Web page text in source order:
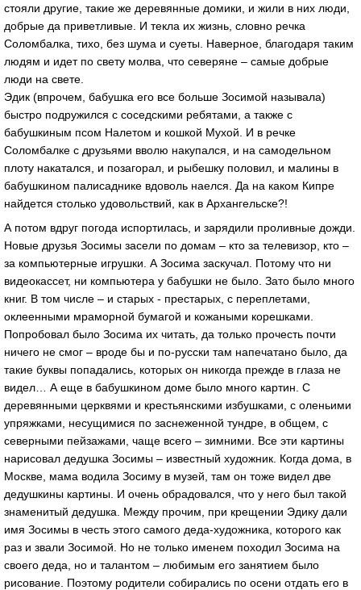
стояли другие, такие же деревянные домики, и жили в них люди,
добрые да приветливые. И текла их жизнь, словно речка
Соломбалка, тихо, без шума и суеты. Наверное, благодаря таким
людям и идет по свету молва, что северяне – самые добрые
люди на свете.
Эдик (впрочем, бабушка его все больше Зосимой называла)
быстро подружился с соседскими ребятами, а также с
бабушкиным псом Налетом и кошкой Мухой. И в речке
Соломбалке с друзьями вволю накупался, и на самодельном
плоту накатался, и позагорал, и рыбешку половил, и малины в
бабушкином палисаднике вдоволь наелся. Да на каком Кипре
найдется столько удовольствий, как в Архангельске?!
А потом вдруг погода испортилась, и зарядили проливные дожди.
Новые друзья Зосимы засели по домам – кто за телевизор, кто –
за компьютерные игрушки. А Зосима заскучал. Потому что ни
видеокассет, ни компьютера у бабушки не было. Зато было много
книг. В том числе – и старых - престарых, с переплетами,
оклеенными мраморной бумагой и кожаными корешками.
Попробовал было Зосима их читать, да только прочесть почти
ничего не смог – вроде бы и по-русски там напечатано было, да
такие буквы попадались, которых он никогда прежде в глаза не
видел… А еще в бабушкином доме было много картин. С
деревянными церквями и крестьянскими избушками, с оленьими
упряжками, несущимися по заснеженной тундре, в общем, с
северными пейзажами, чаще всего – зимними. Все эти картины
нарисовал дедушка Зосимы – известный художник. Когда дома, в
Москве, мама водила Зосиму в музей, там он тоже видел две
дедушкины картины. И очень обрадовался, что у него был такой
знаменитый дедушка. Между прочим, при крещении Эдику дали
имя Зосимы в честь этого самого деда-художника, которого как
раз и звали Зосимой. Но не только именем походил Зосима на
своего деда, но и талантом – любимым его занятием было
рисование. Поэтому родители собирались по осени отдать его в